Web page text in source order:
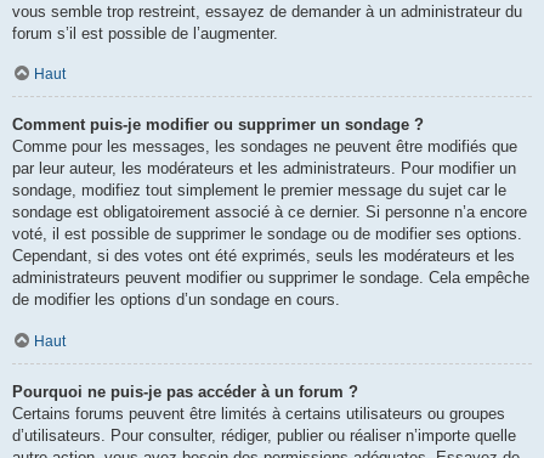
vous semble trop restreint, essayez de demander à un administrateur du
forum s’il est possible de l’augmenter.
Haut
Comment puis-je modifier ou supprimer un sondage ?
Comme pour les messages, les sondages ne peuvent être modifiés que
par leur auteur, les modérateurs et les administrateurs. Pour modifier un
sondage, modifiez tout simplement le premier message du sujet car le
sondage est obligatoirement associé à ce dernier. Si personne n’a encore
voté, il est possible de supprimer le sondage ou de modifier ses options.
Cependant, si des votes ont été exprimés, seuls les modérateurs et les
administrateurs peuvent modifier ou supprimer le sondage. Cela empêche
de modifier les options d’un sondage en cours.
Haut
Pourquoi ne puis-je pas accéder à un forum ?
Certains forums peuvent être limités à certains utilisateurs ou groupes
d’utilisateurs. Pour consulter, rédiger, publier ou réaliser n’importe quelle